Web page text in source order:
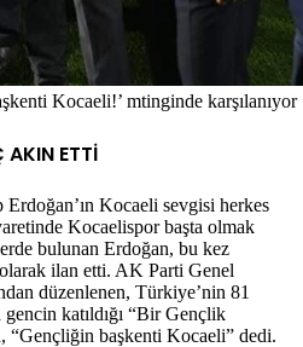
Kocaeli!’ mtinginde karşılanıyor
AKIN ETTİ
Kocaeli sevgisi herkes
Kocaelispor başta olmak
bulunan Erdoğan, bu kez
ilan etti. AK Parti Genel
düzenlenen, Türkiye’nin 81
katıldığı “Bir Gençlik
“Gençliğin başkenti Kocaeli” dedi.